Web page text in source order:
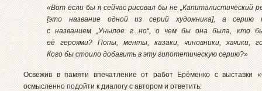
«Вот если бы я сейчас рисовал бы не „Капиталистический
[это название одной из серий художника], а серию
с названием „Унылое г...но“, о чем бы она была, кто
её героями? Попы, менты, казаки, чиновники, хачики,
Кого бы стоило добавить в эту гипотетическую серию?»
Освежив в памяти впечатление от работ Ерёменко с выставки
осмысленно подойти к диалогу с автором и ответить: